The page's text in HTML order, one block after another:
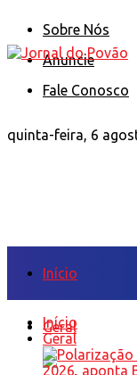
Sobre Nós
Anuncie
Fale Conosco
quinta-feira, 6
Início
Geral
Início
Geral